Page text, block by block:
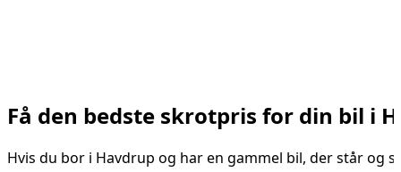
Få den bedste skrotpris for din bil i
Hvis du bor i Havdrup og har en gammel bil, der står og